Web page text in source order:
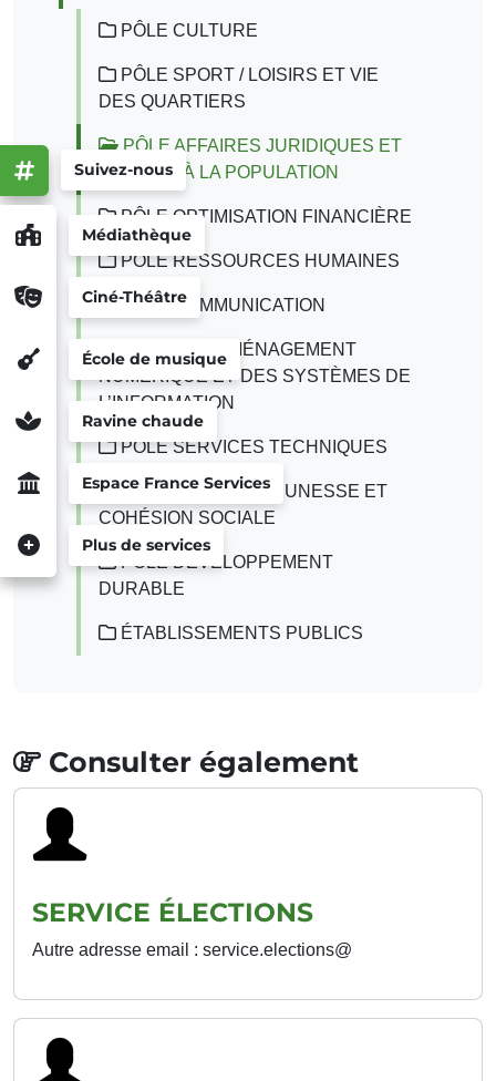
Médiathèque
Ciné-Théâtre
École de musique
Ravine chaude
Espace France Services
Plus de services
Suivez-nous
PÔLE CULTURE
PÔLE SPORT / LOISIRS ET VIE
DES QUARTIERS
PÔLE AFFAIRES JURIDIQUES ET
SERVICE À LA POPULATION
PÔLE OPTIMISATION FINANCIÈRE
PÔLE RESSOURCES HUMAINES
PÔLE COMMUNICATION
PÔLE DE L’AMÉNAGEMENT
NUMÉRIQUE ET DES SYSTÈMES DE
L’INFORMATION
PÔLE SERVICES TECHNIQUES
PÔLE ENFANCE JEUNESSE ET
COHÉSION SOCIALE
PÔLE DÉVELOPPEMENT
DURABLE
ÉTABLISSEMENTS PUBLICS
Consulter également
SERVICE ÉLECTIONS
Autre adresse email : service.elections@